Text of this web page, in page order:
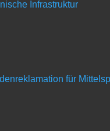
Infrastruktur
für